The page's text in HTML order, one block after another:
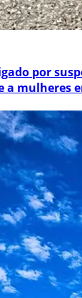
por
mulheres